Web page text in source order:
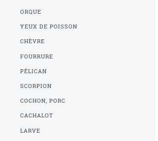
ORQUE
YEUX DE POISSON
CHÈVRE
FOURRURE
PÉLICAN
SCORPION
COCHON, PORC
CACHALOT
LARVE